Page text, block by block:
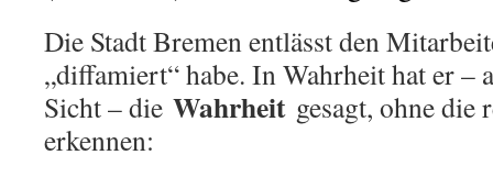
Die Stadt Bremen entlässt den
„diffamiert“ habe. In Wahrheit hat er –
Sicht – die Wahrheit gesagt, ohne die
erkennen: